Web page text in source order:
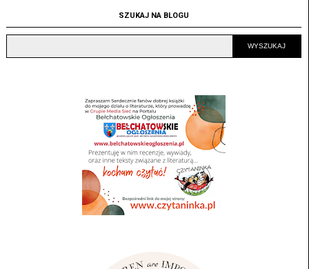
SZUKAJ NA BLOGU